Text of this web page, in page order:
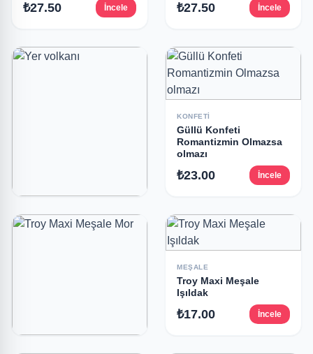
₺27.50 İncele ₺27.50 İncele
Yer volkanı
KONFETI
Güllü Konfeti
Romantizmin Olmazsa
olmazı
₺23.00 İncele
MEŞALE
Troy Maxi Meşale
Işıldak
₺17.00 İncele